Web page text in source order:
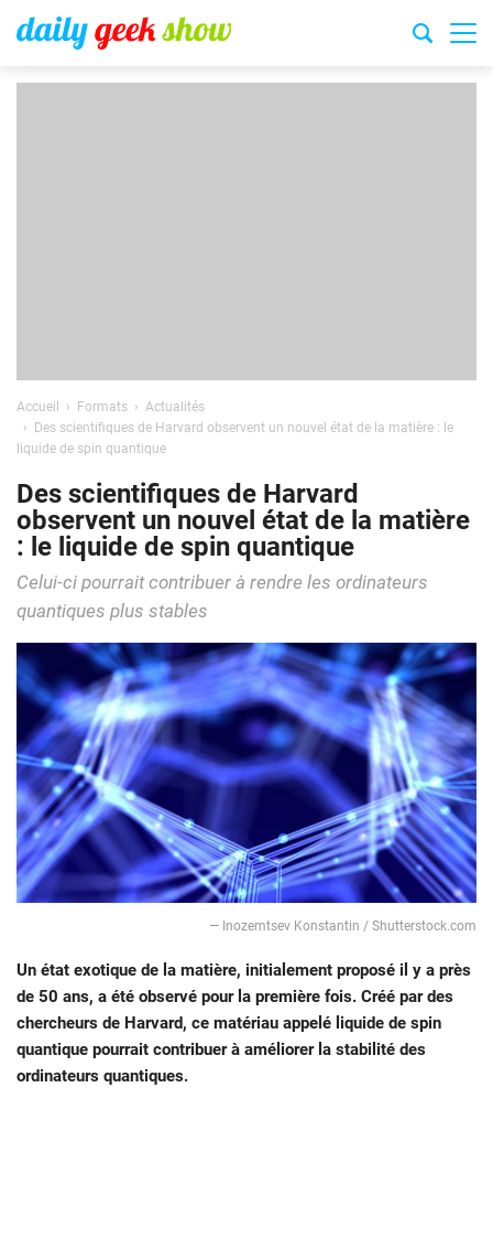
Accueil Formats
Actualités
Des scientifiques de Harvard observent un nouvel état de la matière : le
liquide de spin quantique
Des scientifiques de Harvard
observent un nouvel état de la matière
: le liquide de spin quantique
Celui-ci pourrait contribuer à rendre les ordinateurs
quantiques plus stables
— Inozemtsev Konstantin / Shutterstock.com
Un état exotique de la matière, initialement proposé il y a près
de 50 ans, a été observé pour la première fois. Créé par des
chercheurs de Harvard, ce matériau appelé liquide de spin
quantique pourrait contribuer à améliorer la stabilité des
ordinateurs quantiques.